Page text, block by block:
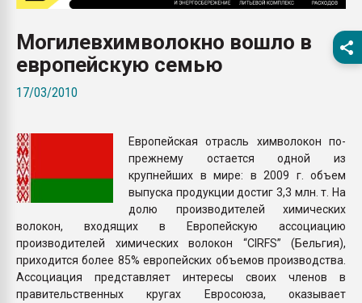
ближайшее
Подмосковье, Москва
ситуацией на
ПЕРЕЙТИ НА
Могилевхимволокно вошло в
европейскую семью
17/03/2010
Европейская отрасль химволокон по-
прежнему остается одной из
крупнейших в мире: в 2009 г. объем
выпуска продукции достиг 3,3 млн. т. На
долю производителей химических
волокон, входящих в Европейскую ассоциацию
производителей химических волокон “CIRFS” (Бельгия),
приходится более 85% европейских объемов производства.
Ассоциация представляет интересы своих членов в
правительственных кругах Евросоюза, оказывает